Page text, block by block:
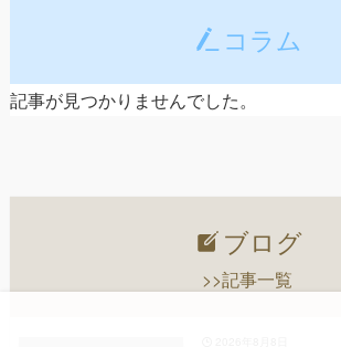
コラム
記事が見つかりませんでした。
ブログ
>>記事一覧